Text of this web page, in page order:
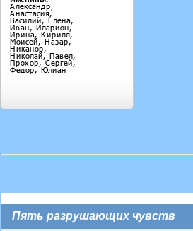
Пять разрушающих чувств